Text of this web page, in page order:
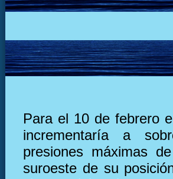
Para el 10 de febrero
incrementaría a
presiones máximas
suroeste de su